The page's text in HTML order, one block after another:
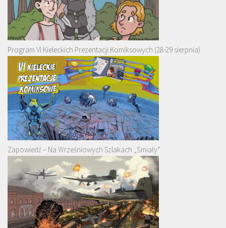
Program VI Kieleckich Prezentacji Komiksowych (28-29 sierpnia)
Zapowiedź – Na Wrześniowych Szlakach „Śmiały”